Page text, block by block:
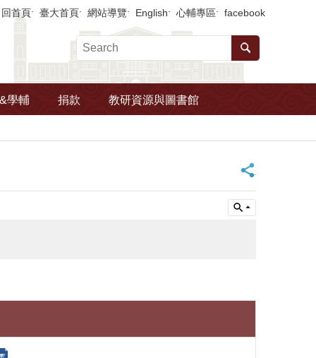
回首頁 臺大首頁 網站導覽 English 心輔專區 facebook
學輔 捐款 教研資源與圖書館
_